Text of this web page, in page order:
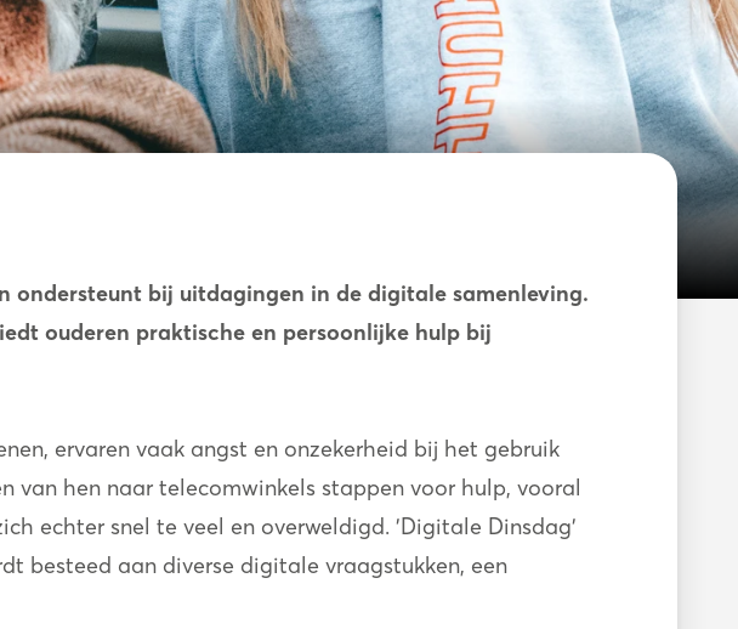
ondersteunt bij uitdagingen in de digitale samenleving.
ouderen praktische en persoonlijke hulp bij
ervaren vaak angst en onzekerheid bij het gebruik
hen naar telecomwinkels stappen voor hulp, vooral
echter snel te veel en overweldigd. 'Digitale Dinsdag'
besteed aan diverse digitale vraagstukken, een